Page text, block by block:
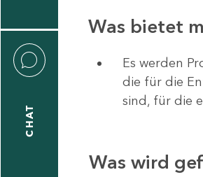
CHAT
Was bietet
Es werden
die für die
sind, für die
Was wird